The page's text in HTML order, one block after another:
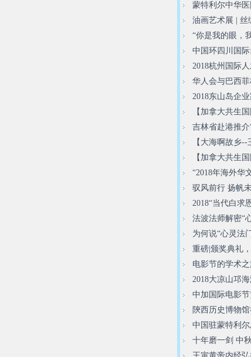
蒙特利尔中华
油画艺术展 | 丝
“你是我的眼，
中国环四川国
2018杭州国际
华人会与巴西
2018东山岛企
【加拿大共生
吉林省赴港推
【大海啊故乡
【加拿大共生
“2018年海外华
驭风前行 扬帆
2018“当代白求
法波法师解密“
为何说“心灵法
重磅|颁奖典礼
电影节的学术
2018大凉山邛
中加国际电影
陝西历史博物
中国驻蒙特利
十年磨一剑 中